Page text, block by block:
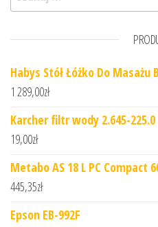
Habys Stół Łóżko Do Masażu
1 289,00zł
Karcher filtr wody 2.645-225.0
19,00zł
Metabo AS 18 L PC Compact
445,35zł
Epson EB-992F